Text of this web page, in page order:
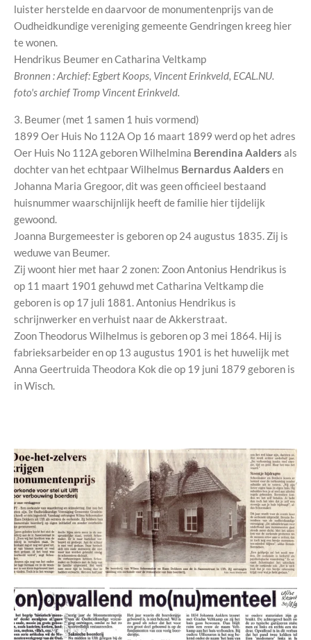
luister herstelde en daarvoor de monumentenprijs van de
Oudheidkundige vereniging gemeente Gendringen kreeg hier
te wonen.
Hendrikus Beumer en Catharina Veltkamp
Bronnen : Archief: Egbert Koops, Vincent Erinkveld, ECAL.NU.
foto's archief Tromp Vincent Erinkveld.
3. Beumer (met 1 samen 1 huis vormend)
1899 Oer Huis No 112A Op 16 maart 1899 werd op het adres
Oer Huis No 112A geboren Wilhelmina Berendina Aalders als
dochter van het echtpaar Wilhelmus Bernardus Aalders en
Johanna Maria Gregoor, dit was geen officieel bestaand
huisnummer waarschijnlijk heeft de familie hier tijdelijk
gewoond.
Joanna Burgemeester is geboren op 24 augustus 1835. Zij is
weduwe van Beumer.
Zij woont hier met haar 2 zonen: Zoon Antonius Hendrikus is
op 11 maart 1901 gehuwd met Catharina Veltkamp die
geboren is op 17 juli 1881. Antonius Hendrikus is
schrijnwerker en verhuist naar de Akkerstraat.
Zoon Theodorus Wilhelmus is geboren op 3 mei 1864. Hij is
fabrieksarbeider en op 13 augustus 1901 is het huwelijk met
Anna Geertruida Theodora Kok die op 19 juni 1879 geboren is
in Wisch.